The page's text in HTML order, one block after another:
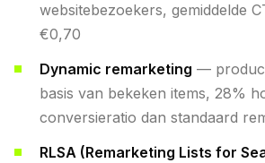
websitebezoekers, gemiddelde
€0,70
Dynamic remarketing —
basis van bekeken items, 28%
conversieratio dan standaard
RLSA (Remarketing Lists for